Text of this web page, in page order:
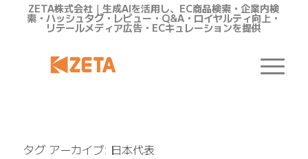
ZETA株式会社｜生成AIを活用し、EC商品検索・企業内検
索・ハッシュタグ・レビュー・Q&A・ロイヤルティ向上・
リテールメディア広告・ECキュレーションを提供
タグ アーカイブ: 日本代表